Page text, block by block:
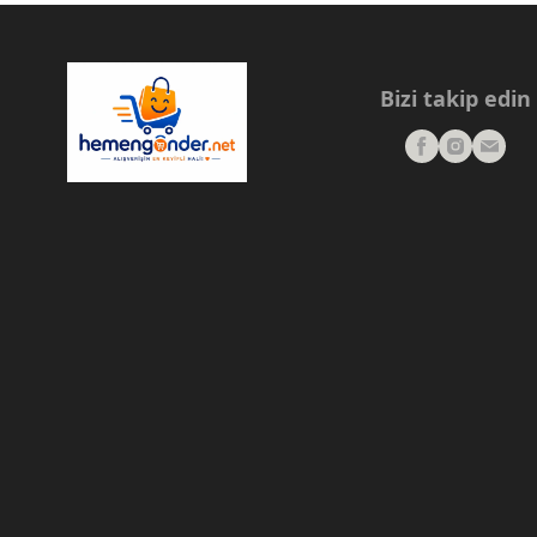
Bizi takip edin